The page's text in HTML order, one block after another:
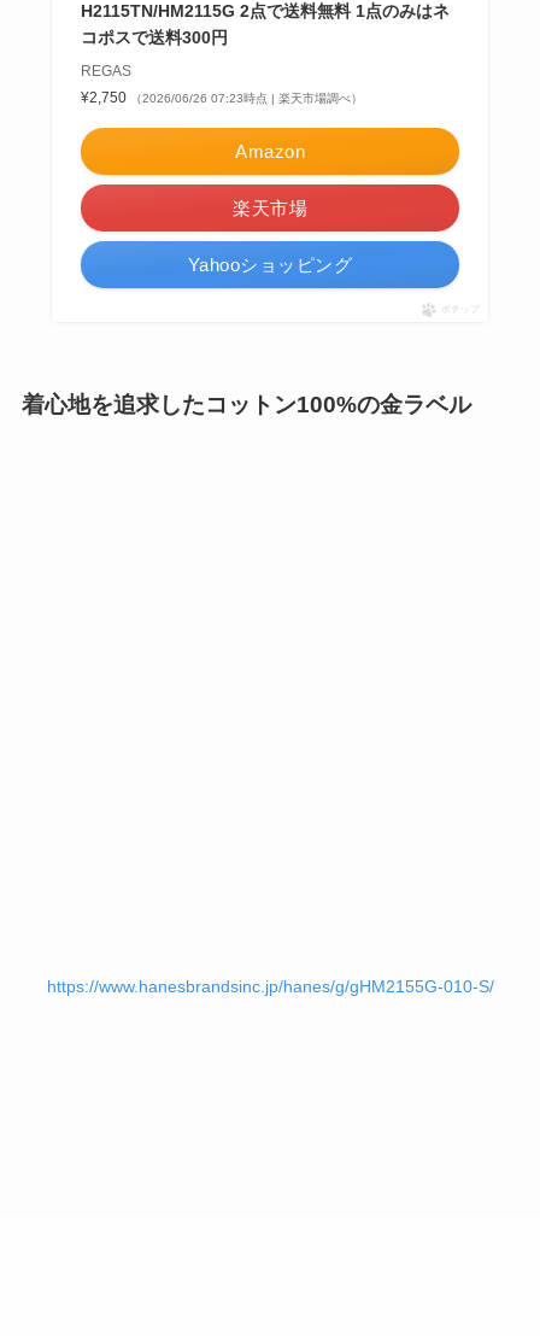
H2115TN/HM2115G 2点で送料無料 1点のみはネ
コポスで送料300円
REGAS
¥2,750
（2026/06/26 07:23時点 | 楽天市場調べ）
Amazon
楽天市場
Yahooショッピング
ポチップ
着心地を追求したコットン100%の金ラベル
https://www.hanesbrandsinc.jp/hanes/g/gHM2155G-010-S/